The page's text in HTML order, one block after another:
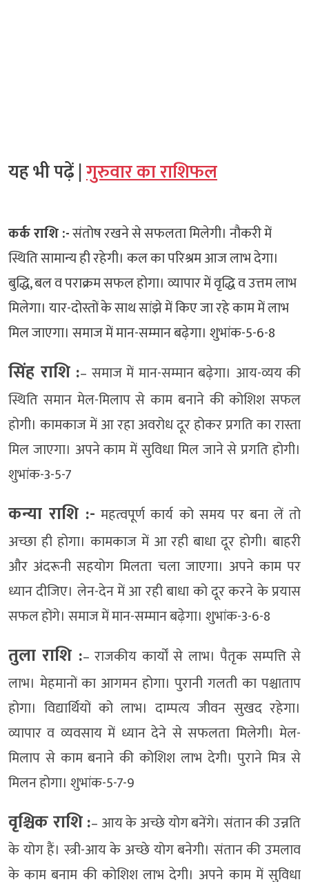
यह भी पढ़ें |गुरुवार का राशिफल
कर्क राशि :-संतोष रखने से सफलता मिलेगी। नौकरी में
स्थिति सामान्य ही रहेगी। कल का परिश्रम आज लाभ देगा।
बुद्धि, बल व पराक्रम सफल होगा। व्यापार में वृद्धि व उत्तम लाभ
मिलेगा। यार-दोस्तों के साथ सांझे में किए जा रहे काम में लाभ
मिल जाएगा। समाज में मान-सम्मान बढ़ेगा। शुभांक-5-6-8
सिंह राशि :– समाज में मान-सम्मान बढ़ेगा। आय-व्यय की
स्थिति समान मेल-मिलाप से काम बनाने की कोशिश सफल
होगी। कामकाज में आ रहा अवरोध दूर होकर प्रगति का रास्ता
मिल जाएगा। अपने काम में सुविधा मिल जाने से प्रगति होगी।
शुभांक-3-5-7
कन्या राशि :- महत्वपूर्ण कार्य को समय पर बना लें तो
अच्छा ही होगा। कामकाज में आ रही बाधा दूर होगी। बाहरी
और अंदरूनी सहयोग मिलता चला जाएगा। अपने काम पर
ध्यान दीजिए। लेन-देन में आ रही बाधा को दूर करने के प्रयास
सफल होंगे। समाज में मान-सम्मान बढ़ेगा। शुभांक-3-6-8
तुला राशि :– राजकीय कार्यों से लाभ। पैतृक सम्पत्ति से
लाभ। मेहमानों का आगमन होगा। पुरानी गलती का पश्चाताप
होगा। विद्यार्थियों को लाभ। दाम्पत्य जीवन सुखद रहेगा।
व्यापार व व्यवसाय में ध्यान देने से सफलता मिलेगी। मेल-
मिलाप से काम बनाने की कोशिश लाभ देगी। पुराने मित्र से
मिलन होगा। शुभांक-5-7-9
वृश्चिक राशि :– आय के अच्छे योग बनेंगे। संतान की उन्नति
के योग हैं। स्त्री-आय के अच्छे योग बनेगी। संतान की उमलाव
के काम बनाम की कोशिश लाभ देगी। अपने काम में सुविधा